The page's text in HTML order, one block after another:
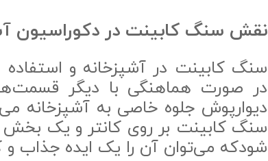
نقش سنگ کابینت در دکوراسیون
سنگ کابینت در آشپزخانه و
در صورت هماهنگی با دیگر
دیوارپوش جلوه خاصی به آشپزخانه
سنگ کابینت بر روی کانتر و یک بخش
شودکه می‌توان آن را یک ایده جذاب و